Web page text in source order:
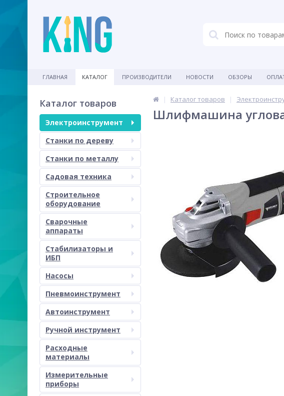
ГЛАВНАЯ КАТАЛОГ ПРОИЗВОДИТЕЛИ НОВОСТИ ОБЗОРЫ
Каталог товаров
Электроинструмент
Станки по дереву
Станки по металлу
Садовая техника
Строительное
оборудование
Сварочные
аппараты
Стабилизаторы и
ИБП
Насосы
Пневмоинструмент
Автоинструмент
Ручной инструмент
Расходные
материалы
Измерительные
приборы
Каталог товаров
Шлифмашина